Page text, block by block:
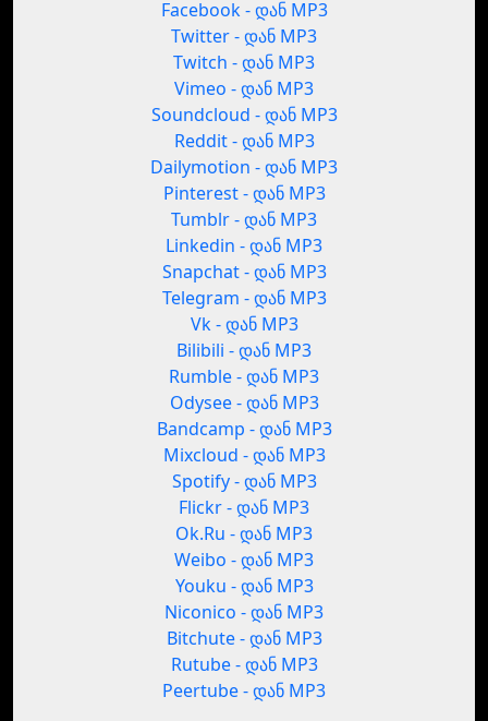
Facebook - დან MP3
Twitter - დან MP3
Twitch - დან MP3
Vimeo - დან MP3
Soundcloud - დან MP3
Reddit - დან MP3
Dailymotion - დან MP3
Pinterest - დან MP3
Tumblr - დან MP3
Linkedin - დან MP3
Snapchat - დან MP3
Telegram - დან MP3
Vk - დან MP3
Bilibili - დან MP3
Rumble - დან MP3
Odysee - დან MP3
Bandcamp - დან MP3
Mixcloud - დან MP3
Spotify - დან MP3
Flickr - დან MP3
Ok.Ru - დან MP3
Weibo - დან MP3
Youku - დან MP3
Niconico - დან MP3
Bitchute - დან MP3
Rutube - დან MP3
Peertube - დან MP3